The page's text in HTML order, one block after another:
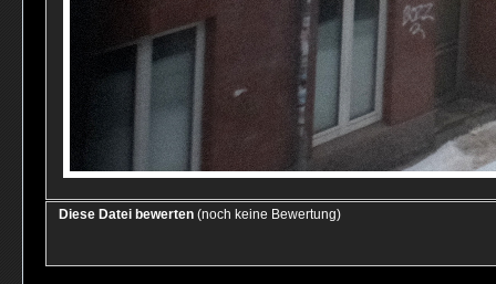
Diese Datei bewerten (noch keine Bewertung)